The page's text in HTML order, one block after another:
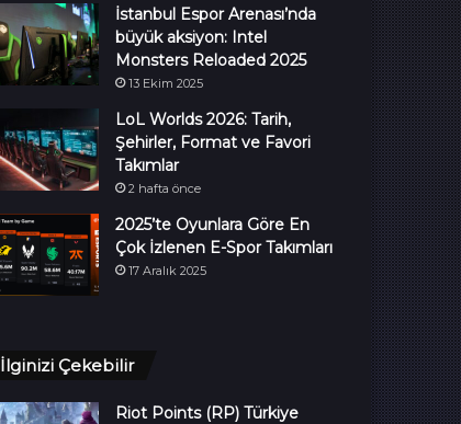
İstanbul Espor Arenası’nda
büyük aksiyon: Intel
Monsters Reloaded 2025
13 Ekim 2025
LoL Worlds 2026: Tarih,
Şehirler, Format ve Favori
Takımlar
2 hafta önce
2025’te Oyunlara Göre En
Çok İzlenen E-Spor Takımları
17 Aralık 2025
İlginizi Çekebilir
Riot Points (RP) Türkiye